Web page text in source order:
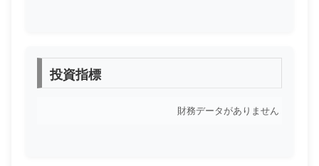
投資指標
財務データがありません